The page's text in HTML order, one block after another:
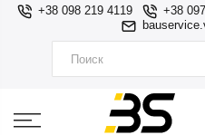
+38 098 219 4119 +38